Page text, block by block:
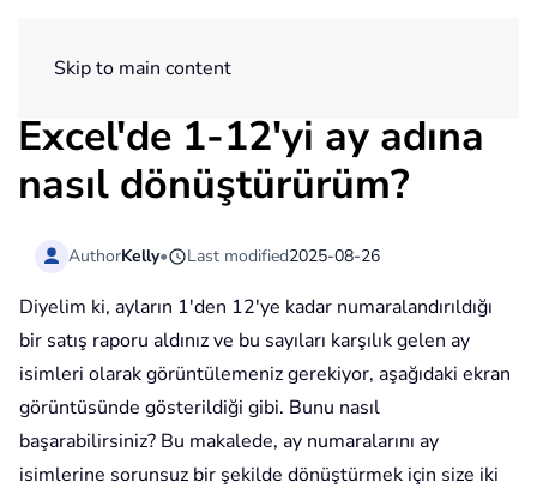
Skip to main content
Excel'de 1-12'yi ay adına
nasıl dönüştürürüm?
AuthorKelly• Last modified2025-08-26
Diyelim ki, ayların 1'den 12'ye kadar numaralandırıldığı
bir satış raporu aldınız ve bu sayıları karşılık gelen ay
isimleri olarak görüntülemeniz gerekiyor, aşağıdaki ekran
görüntüsünde gösterildiği gibi. Bunu nasıl
başarabilirsiniz? Bu makalede, ay numaralarını ay
isimlerine sorunsuz bir şekilde dönüştürmek için size iki